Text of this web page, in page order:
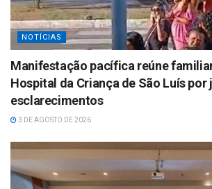
NOTÍCIAS
Manifestação pacífica reúne
Hospital da Criança de São Luís por
esclarecimentos
3 DE AGOSTO DE 2026